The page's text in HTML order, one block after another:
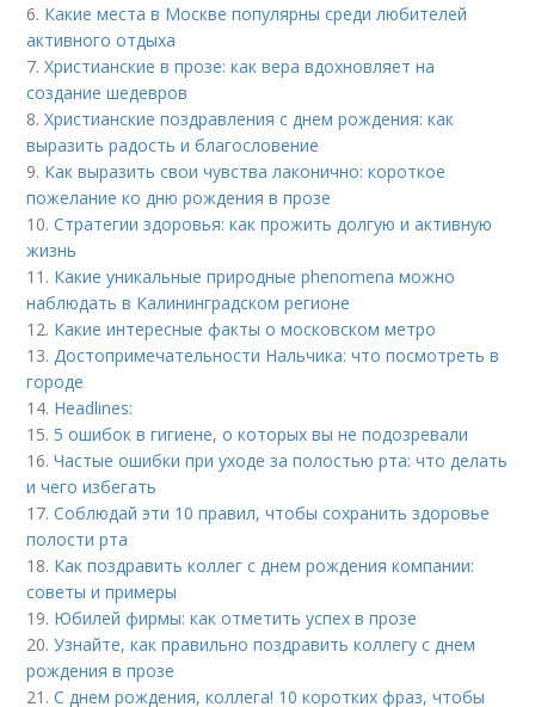
6. Какие места в Москве популярны среди любителей
активного отдыха
7.Христианские в прозе: как вера вдохновляет на
создание шедевров
8.Христианские поздравления с днем рождения: как
выразить радость и благословение
9. Как выразить свои чувства лаконично: короткое
пожелание ко дню рождения в прозе
10.Стратегии здоровья: как прожить долгую и активную
жизнь
11. Какие уникальные природные phenomena можно
наблюдать в Калининградском регионе
12. Какие интересные факты о московском метро
13.Достопримечательности Нальчика: что посмотреть в
городе
14. Headlines:
15. 5 ошибок в гигиене, о которых вы не подозревали
16.Частые ошибки при уходе за полостью рта: что делать
и чего избегать
17.Соблюдай эти 10 правил, чтобы сохранить здоровье
полости рта
18. Как поздравить коллег с днем рождения компании:
советы и примеры
19. Юбилей фирмы: как отметить успех в прозе
20.Узнайте, как правильно поздравить коллегу с днем
рождения в прозе
21.С днем рождения, коллега! 10 коротких фраз, чтобы